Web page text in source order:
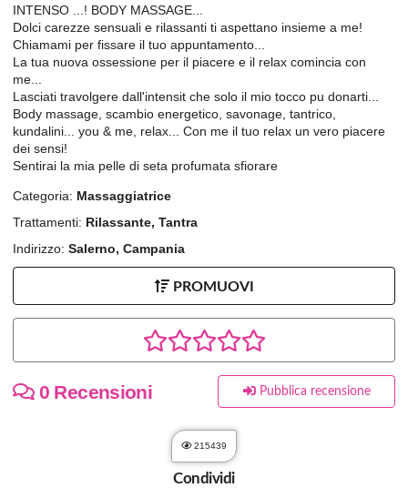
INTENSO ...! BODY MASSAGE...
Dolci carezze sensuali e rilassanti ti aspettano insieme a me!
Chiamami per fissare il tuo appuntamento...
La tua nuova ossessione per il piacere e il relax comincia con
me...
Lasciati travolgere dall'intensit che solo il mio tocco pu donarti...
Body massage, scambio energetico, savonage, tantrico,
kundalini... you & me, relax... Con me il tuo relax un vero piacere
dei sensi!
Sentirai la mia pelle di seta profumata sfiorare
Categoria: Massaggiatrice
Trattamenti: Rilassante, Tantra
Indirizzo: Salerno, Campania
PROMUOVI
0 Recensioni Pubblica recensione
215439
Condividi